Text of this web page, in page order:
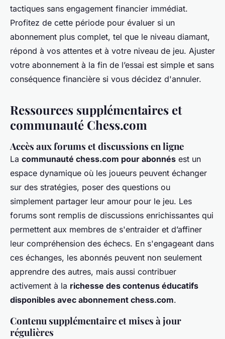
tactiques sans engagement financier immédiat.
Profitez de cette période pour évaluer si un
abonnement plus complet, tel que le niveau diamant,
répond à vos attentes et à votre niveau de jeu. Ajuster
votre abonnement à la fin de l’essai est simple et sans
conséquence financière si vous décidez d'annuler.
Ressources supplémentaires et
communauté Chess.com
Accès aux forums et discussions en ligne
La communauté chess.com pour abonnés est un
espace dynamique où les joueurs peuvent échanger
sur des stratégies, poser des questions ou
simplement partager leur amour pour le jeu. Les
forums sont remplis de discussions enrichissantes qui
permettent aux membres de s'entraider et d’affiner
leur compréhension des échecs. En s'engageant dans
ces échanges, les abonnés peuvent non seulement
apprendre des autres, mais aussi contribuer
activement à la richesse des contenus éducatifs
disponibles avec abonnement chess.com.
Contenu supplémentaire et mises à jour
régulières